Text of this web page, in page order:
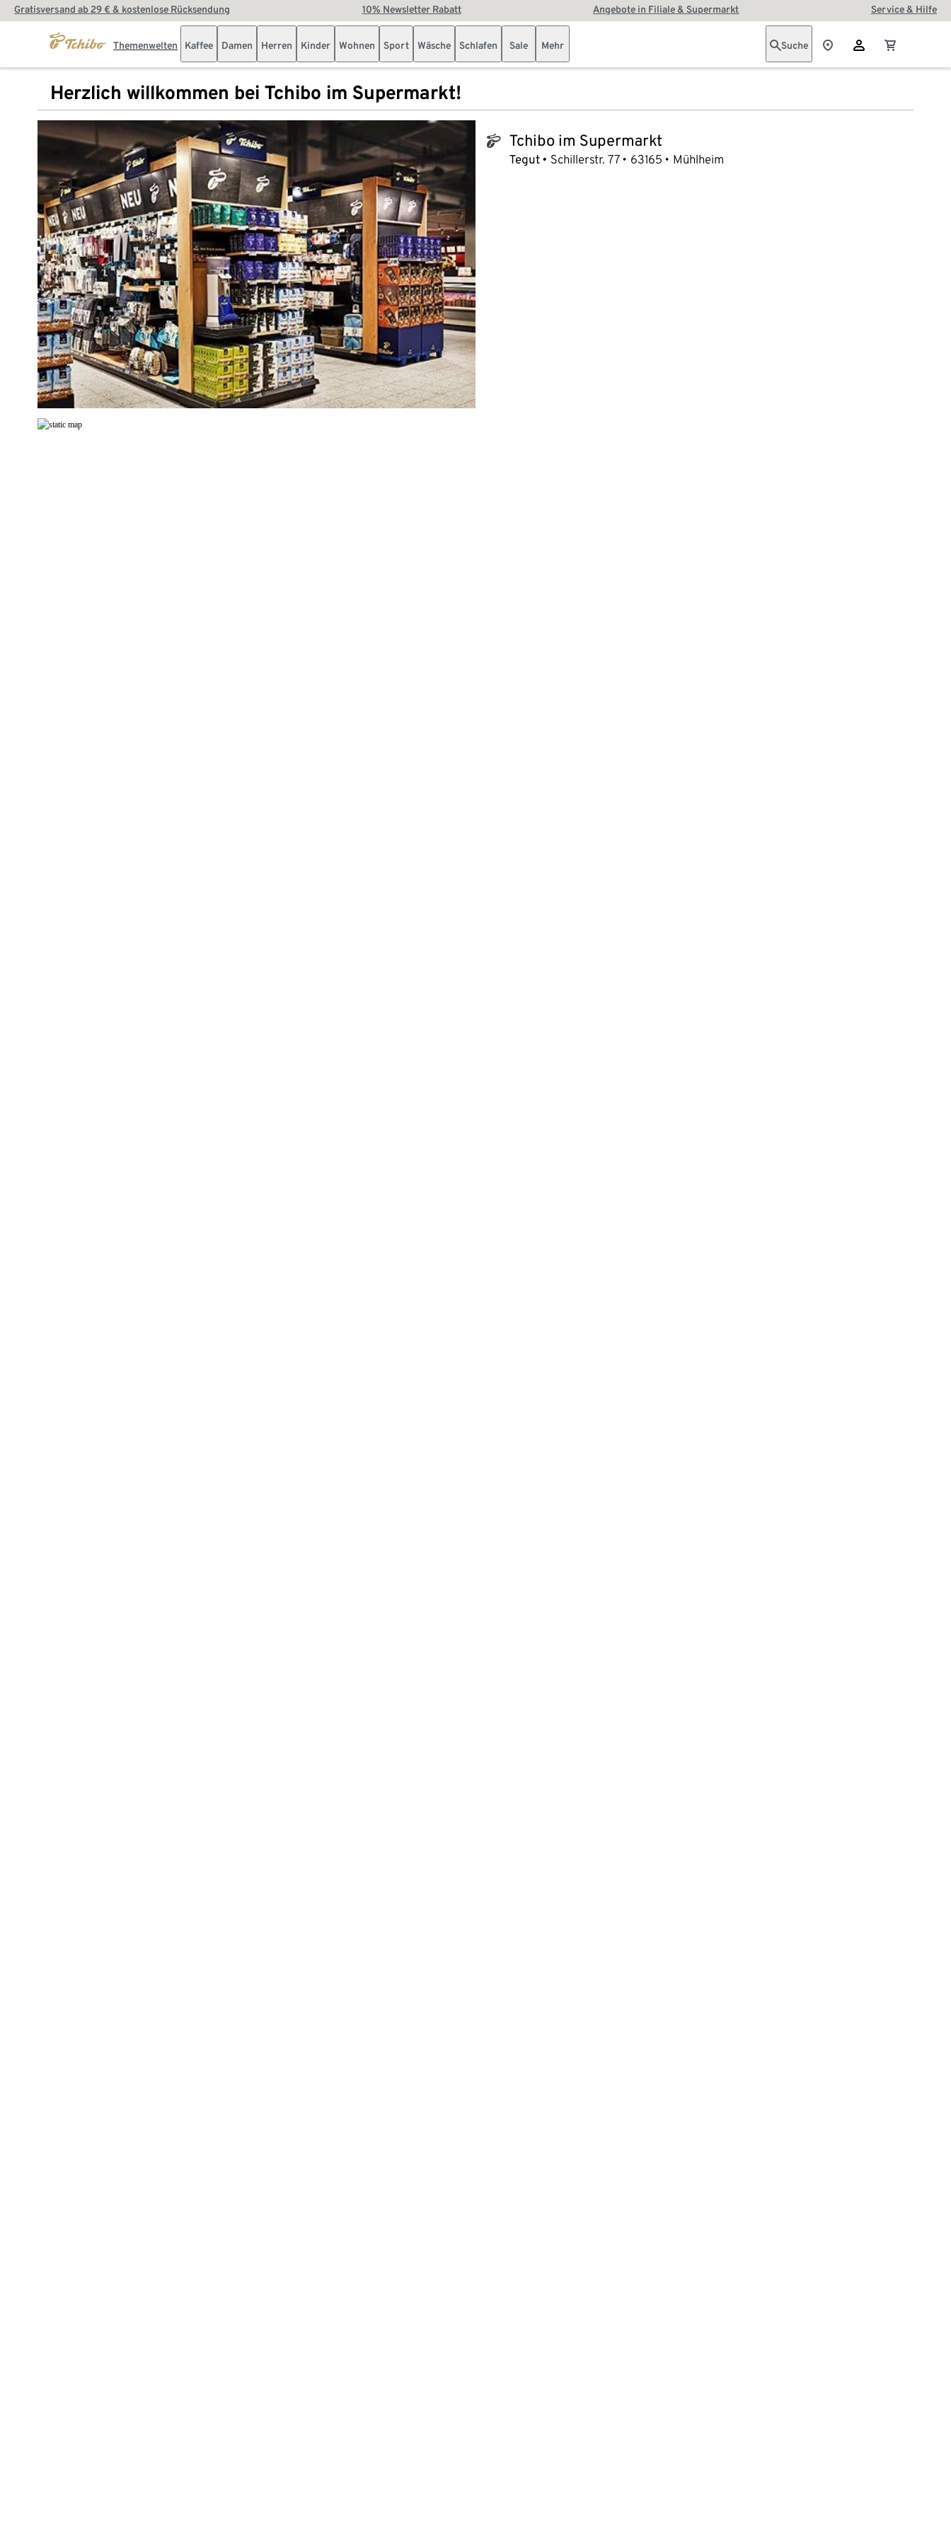
Gratisversand ab 29 € & kostenlose Rücksendung 10% Newsletter Rabatt Angebote in Filiale & Supermarkt Service & Hilfe
Themenwelten Kaffee Damen Herren Kinder Wohnen Sport Wäsche Schlafen Sale Mehr Suche
Herzlich willkommen bei Tchibo im Supermarkt!
tchibo_logo Tchibo im Supermarkt
Tegut Schillerstr. 77 63165 Mühlheim